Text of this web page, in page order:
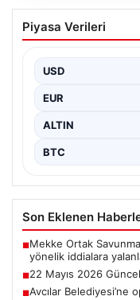
22 Mayıs
Analizi
hareketlilik
en…
Piyasa Verileri
USD
EUR
ALTIN
BTC
Son Eklenen
■Mekke Ortak
yönelik iddialara
■22 Mayıs 2026
■Avcılar Belediyesi’ne